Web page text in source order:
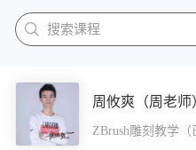
搜索课程
周攸爽（周老师
ZBrush雕刻教学（